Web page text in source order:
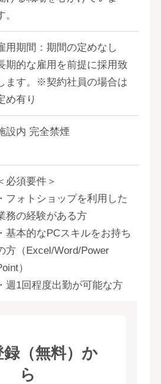
。
用期間：期間の定めなし
期的な雇用を前提に採用致
ます。※契約社員の場合は
め有り
設内 完全禁煙
必須要件＞
・フォトショップを利用した
務の経験がある方
・基本的なPCスキルをお持ち
方（Excel/Word/Power
）
・週1回程度出勤が可能な方
録（無料）か
ら